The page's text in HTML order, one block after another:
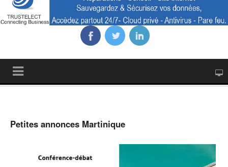
Petites annonces Martinique